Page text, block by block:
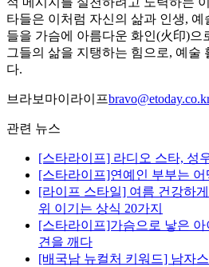
타들은 이처럼 자신의 삶과 인생,
들을 가슴에 아름다운 화인(火印)으
그들의 삶을 지탱하는 힘으로, 예술
다.
브라보마이라이프
관련 뉴스
[스타라이프] 라디오 스타, 성
[스타라이프]연예인 부부는 어
[라이프 스타일] 여름 건강하
위 이기는 상식 20가지
[스타라이프]가슴으로 낳은 아
견을 깨다
[배국남 뉴컬처 키워드] 남자스